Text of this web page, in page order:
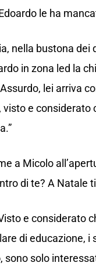
le ha
nella bustona
in zona led la
lei arriva
e
a Micolo
di te? A Natale
e considerato
di educazione,
solo